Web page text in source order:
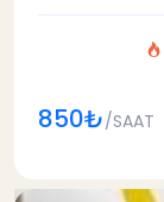
850₺/SAAT